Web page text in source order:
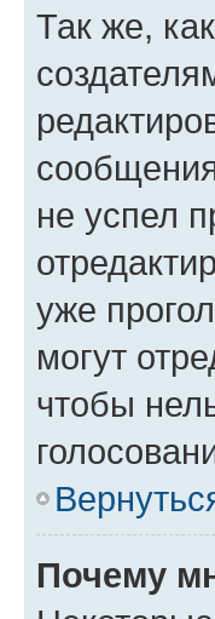
Так же,
не успел
уже
могут
чтобы
Почему